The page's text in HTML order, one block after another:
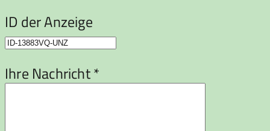
ID der Anzeige
Ihre Nachricht *